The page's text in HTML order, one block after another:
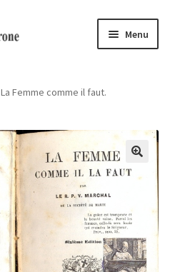
Menu
La Femme comme il faut.